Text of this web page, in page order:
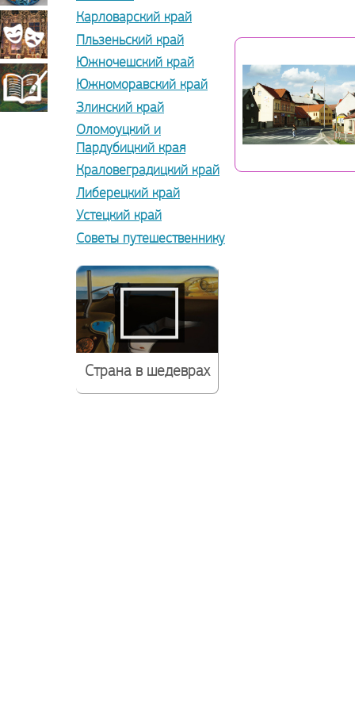
Карловарский край
Пльзеньский край
Южночешский край
Южноморавский край
Злинский край
Оломоуцкий и
Пардубицкий края
Краловеградицкий край
Либерецкий край
Устецкий край
Советы путешественнику
Страна в шедеврах
прикладное
искусство
Театрально-
декорационное
искусство
Книжная
миниатюра